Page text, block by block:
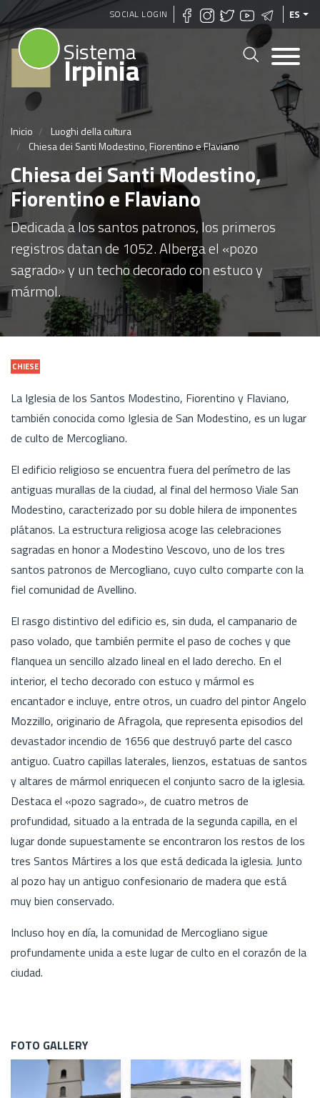
Pasar
al
SOCIAL LOGIN ES
Sistema
Irpinia
Inicio
Luoghi della cultura
Chiesa dei Santi Modestino, Fiorentino e Flaviano
Chiesa dei Santi Modestino,
Fiorentino e Flaviano
Dedicada a los santos patronos, los primeros
registros datan de 1052. Alberga el «pozo
sagrado» y un techo decorado con estuco y
mármol.
CHIESE
La Iglesia de los Santos Modestino, Fiorentino y Flaviano,
también conocida como Iglesia de San Modestino, es un lugar
de culto de Mercogliano.
El edificio religioso se encuentra fuera del perímetro de las
antiguas murallas de la ciudad, al final del hermoso Viale San
Modestino, caracterizado por su doble hilera de imponentes
plátanos. La estructura religiosa acoge las celebraciones
sagradas en honor a Modestino Vescovo, uno de los tres
santos patronos de Mercogliano, cuyo culto comparte con la
fiel comunidad de Avellino.
El rasgo distintivo del edificio es, sin duda, el campanario de
paso volado, que también permite el paso de coches y que
flanquea un sencillo alzado lineal en el lado derecho. En el
interior, el techo decorado con estuco y mármol es
encantador e incluye, entre otros, un cuadro del pintor Angelo
Mozzillo, originario de Afragola, que representa episodios del
devastador incendio de 1656 que destruyó parte del casco
antiguo. Cuatro capillas laterales, lienzos, estatuas de santos
y altares de mármol enriquecen el conjunto sacro de la iglesia.
Destaca el «pozo sagrado», de cuatro metros de
profundidad, situado a la entrada de la segunda capilla, en el
lugar donde supuestamente se encontraron los restos de los
tres Santos Mártires a los que está dedicada la iglesia. Junto
al pozo hay un antiguo confesionario de madera que está
muy bien conservado.
Incluso hoy en día, la comunidad de Mercogliano sigue
profundamente unida a este lugar de culto en el corazón de la
ciudad.
FOTO GALLERY